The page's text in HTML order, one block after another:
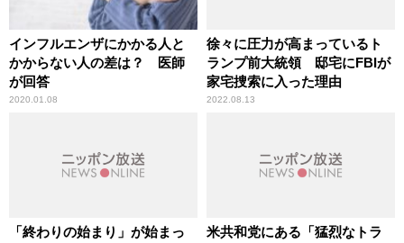
インフルエンザにかかる人と
かからない人の差は？ 医師
が回答
2020.01.08
徐々に圧力が高まっているト
ランプ前大統領 邸宅にFBIが
家宅捜索に入った理由
2022.08.13
「終わりの始まり」が始まっ
米共和党にある「猛烈なトラ